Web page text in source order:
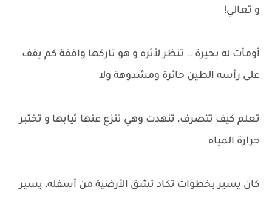
و تعالي!
أومأت له بحيرة .. تنظر لأثره و هو تاركها واقفة كم يقف
على رأسه الطين حائرة ومشدوهة ولا
تعلم كيف تتصرف، تنهدت وهي تنزع عنها ثيابها و تختبر
حرارة المياه
كان يسير بخطوات تكاد تشق الأرضية من أسفله، يسير